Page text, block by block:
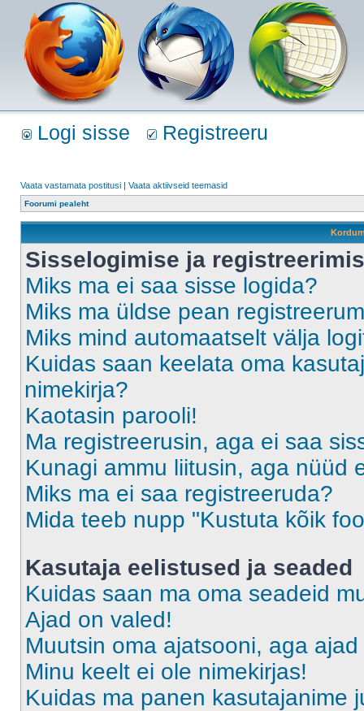
Logi sisse Registreeru
Vaata vastamata postitusi | Vaata aktiivseid teemasid
Foorumi pealeht
Sisselogimise ja
Miks ma ei saa sisse logida?
Miks ma üldse pean
Miks mind automaatselt välja
Kuidas saan keelata oma
nimekirja?
Kaotasin parooli!
Ma registreerusin, aga ei saa
Kunagi ammu liitusin, aga nüüd
Miks ma ei saa registreeruda?
Mida teeb nupp "Kustuta kõik
Kasutaja eelistused ja seaded
Kuidas saan ma oma seadeid
Ajad on valed!
Muutsin oma ajatsooni, aga
Minu keelt ei ole nimekirjas!
Kuidas ma panen kasutajanime